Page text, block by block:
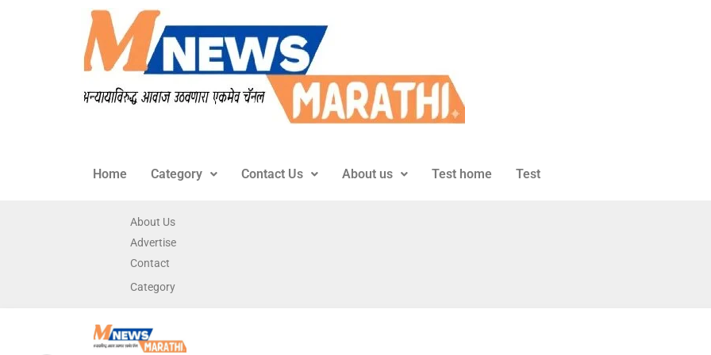
Home Category Contact Us About us Test home Test
About Us
Advertise
Contact
Category